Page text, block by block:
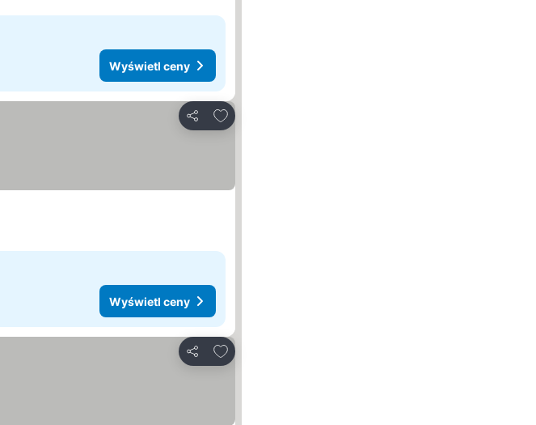
Wyświetl ceny
Udostępnij
Dodaj do ulubionych
Wyświetl ceny
Udostępnij
Dodaj do ulubionych